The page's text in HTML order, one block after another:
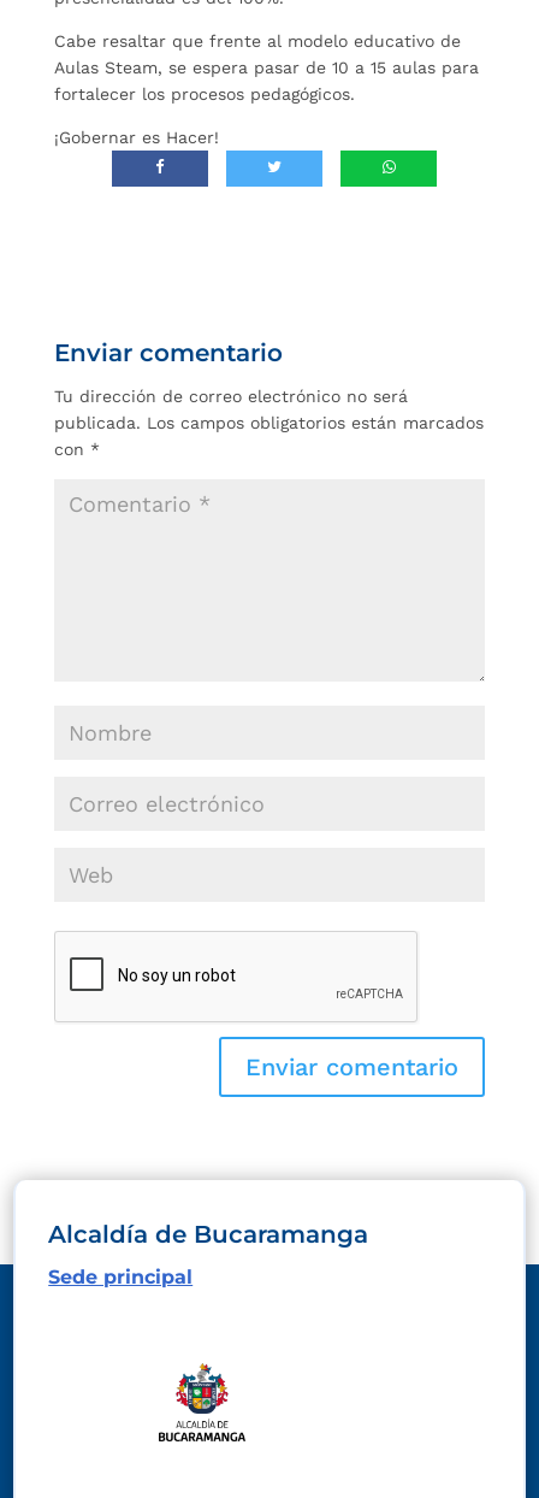
Cabe resaltar que frente al modelo educativo de
Aulas Steam, se espera pasar de 10 a 15 aulas para
fortalecer los procesos pedagógicos.
¡Gobernar es Hacer!
Enviar comentario
Tu dirección de correo electrónico no será
publicada. Los campos obligatorios están marcados
con *
Alcaldía de Bucaramanga
Sede principal